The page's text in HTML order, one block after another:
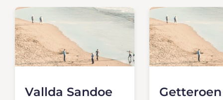
Vallda Sandoe
Getteroen